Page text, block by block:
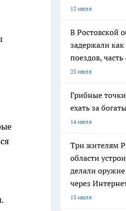
12 июля
В Ростовской
задержали
поездов,
25 июля
Грибные
ехать за
14 июля
Три жителям
области
делали
через
13 июля